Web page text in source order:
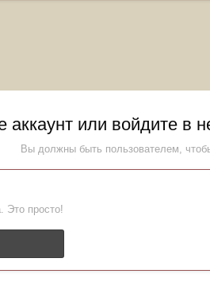
аккаунт или войдите в
Вы должны быть пользователем,
Это просто!